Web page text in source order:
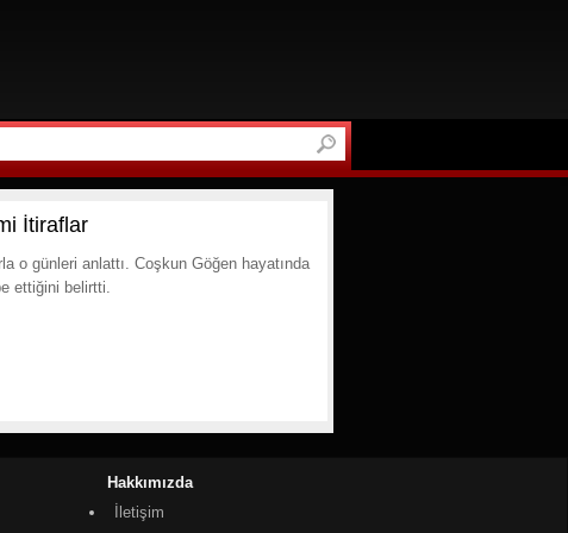
İtiraflar
o günleri anlattı. Coşkun Göğen hayatında
ettiğini belirtti.
Hakkımızda
İletişim